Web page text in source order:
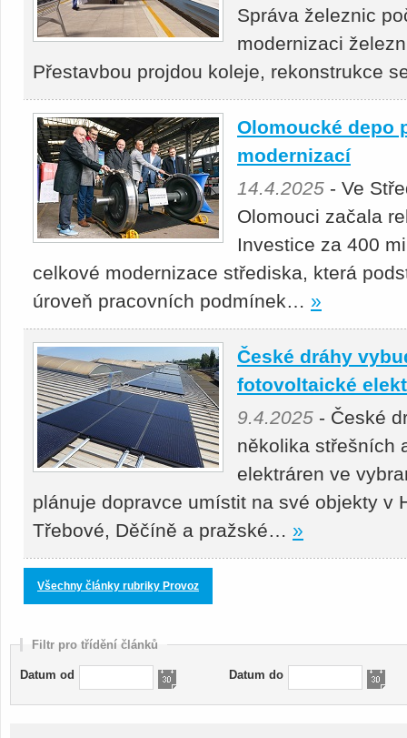
Správa železnic
modernizaci
Přestavbou projdou koleje, rekonstrukce
Olomoucké depo
modernizací
14.4.2025 - Ve
Olomouci začala
Investice za 400
celkové modernizace střediska, která
úroveň pracovních podmínek… »
České dráhy
fotovoltaické
9.4.2025 - České
několika střešních
elektráren ve
plánuje dopravce umístit na své objekty v
Třebové, Děčíně a pražské… »
Všechny články rubriky Provoz
Filtr pro třídění článků
Datum od Datum do